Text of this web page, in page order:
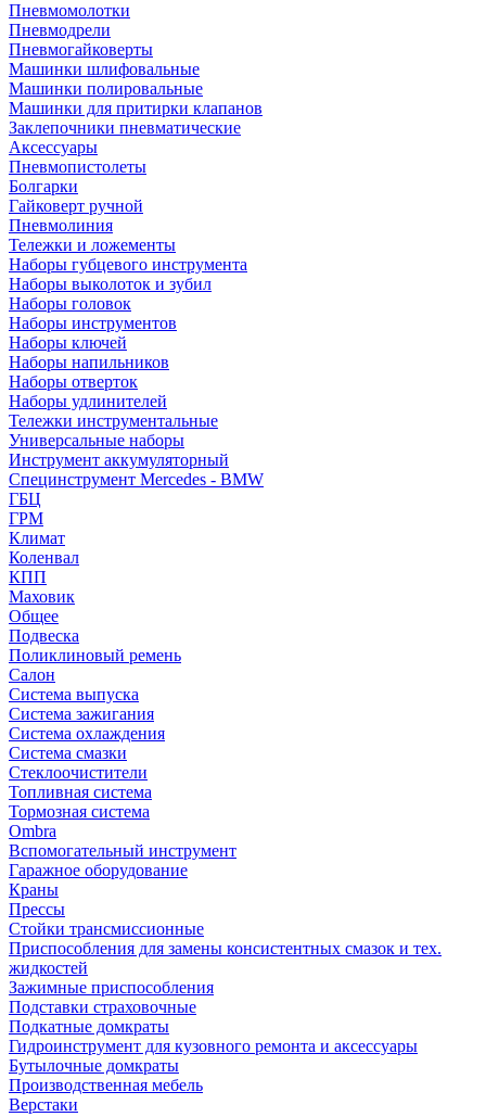
Пневмомолотки
Пневмодрели
Пневмогайковерты
Машинки шлифовальные
Машинки полировальные
Машинки для притирки клапанов
Заклепочники пневматические
Аксессуары
Пневмопистолеты
Болгарки
Гайковерт ручной
Пневмолиния
Тележки и ложементы
Наборы губцевого инструмента
Наборы выколоток и зубил
Наборы головок
Наборы инструментов
Наборы ключей
Наборы напильников
Наборы отверток
Наборы удлинителей
Тележки инструментальные
Универсальные наборы
Инструмент аккумуляторный
Специнструмент Mercedes - BMW
ГБЦ
ГРМ
Климат
Коленвал
КПП
Маховик
Общее
Подвеска
Поликлиновый ремень
Салон
Система выпуска
Система зажигания
Система охлаждения
Система смазки
Стеклоочистители
Топливная система
Тормозная система
Ombra
Вспомогательный инструмент
Гаражное оборудование
Краны
Прессы
Стойки трансмиссионные
Приспособления для замены консистентных смазок и тех.
жидкостей
Зажимные приспособления
Подставки страховочные
Подкатные домкраты
Гидроинструмент для кузовного ремонта и аксессуары
Бутылочные домкраты
Производственная мебель
Верстаки